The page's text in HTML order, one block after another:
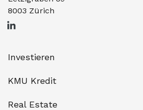
8003 Zürich
Investieren
KMU Kredit
Real Estate